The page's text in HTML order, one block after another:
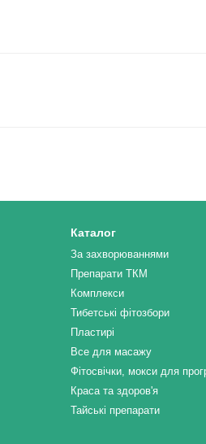
Каталог
За захворюваннями
Препарати ТКМ
Комплекси
Тибетські фітозбори
Пластирі
Все для масажу
Фітосвічки, мокси для
Краса та здоров'я
Тайські препарати